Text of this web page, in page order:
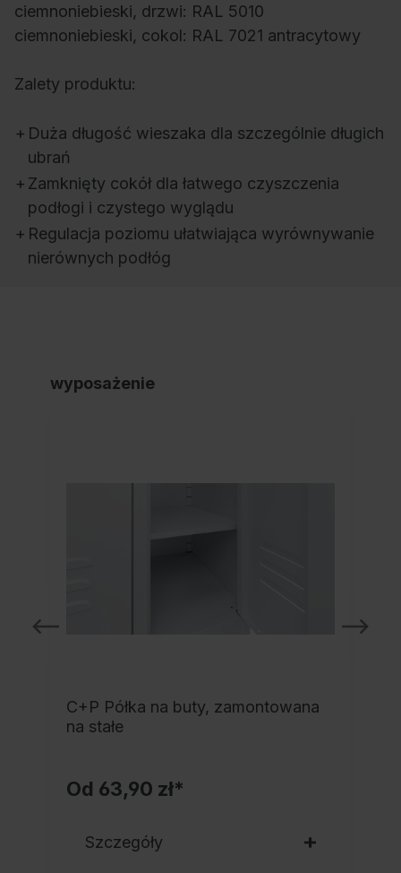
ciemnoniebieski, drzwi: RAL 5010
ciemnoniebieski, cokol: RAL 7021 antracytowy
Zalety produktu:
+ Duża długość wieszaka dla szczególnie długich
ubrań
+ Zamknięty cokół dla łatwego czyszczenia
podłogi i czystego wyglądu
+ Regulacja poziomu ułatwiająca wyrównywanie
nierównych podłóg
wyposażenie
C+P Półka na buty, zamontowana
na stałe
Od 63,90 zł*
Szczegóły